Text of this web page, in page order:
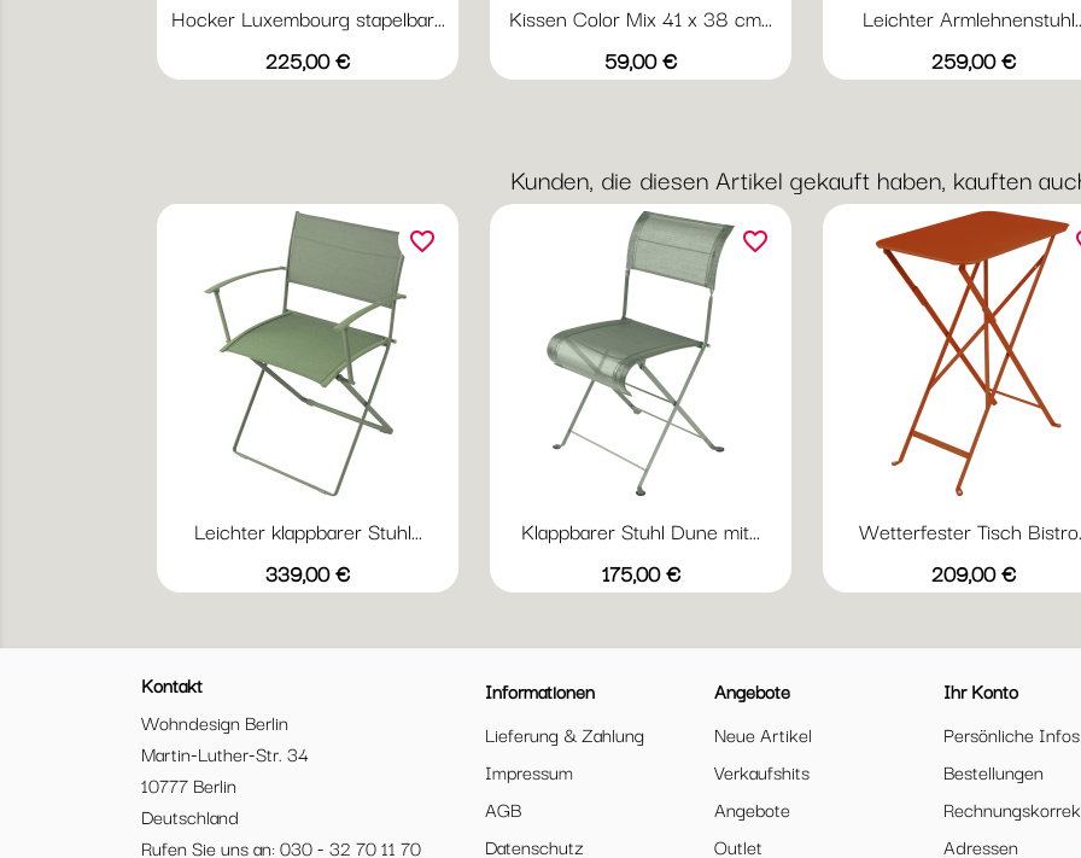
Hocker Luxembourg stapelbar...
Preis
225,00 €
Vorschau
AbyssblauAcapulcoblau
Anthrazit
Chili Gewittergrau
Kissen Color Mix 41 x 38 cm...
Preis
59,00 €
 Vorschau
WeinrotNachtblau
CremeMinze
Leichter
Preis
259,00 €
Vorschau
20
black
olive
green
Kunden, die diesen Artikel gekauft haben, kauften
Leichter klappbarer Stuhl...
Preis
339,00 €
Vorschau
Acapulcoblau
Anthrazit
ChiliGewittergrau
favorite_border
Klappbarer Stuhl Dune mit...
Preis
175,00 €
 Vorschau
Acapulcoblau
Anthrazit
Chili Gewittergrau
favorite_border
Wetterfester Tisch
Preis
209,00 €
Vorschau
AbyssblauAcapulcoblau
Anthrazit
Chili
Kontakt
Wohndesign Berlin
Martin-Luther-Str. 34
10777 Berlin
Deutschland
Rufen Sie uns an: 030 - 32 70 11 70
Informationen
Lieferung & Zahlung
Impressum
AGB
Datenschutz
Angebote
Neue Artikel
Verkaufshits
Angebote
Outlet
Ihr Konto
Persönliche Infos
Bestellungen
Adressen